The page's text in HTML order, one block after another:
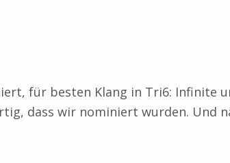
für besten Klang in Tri6: Infinite
dass wir nominiert wurden. Und